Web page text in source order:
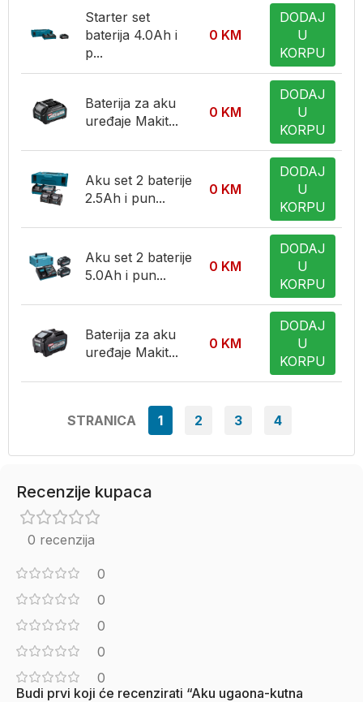
Starter set
baterija 4.0Ah i
p...
0 KM
DODAJ
U
KORPU
Baterija za aku
uređaje Makit...
0 KM
DODAJ
U
KORPU
Aku set 2 baterije
2.5Ah i pun...
0 KM
DODAJ
U
KORPU
Aku set 2 baterije
5.0Ah i pun...
0 KM
DODAJ
U
KORPU
Baterija za aku
uređaje Makit...
0 KM
DODAJ
U
KORPU
STRANICA 1 2 3 4
Recenzije kupaca
0 recenzija
0
0
0
0
0
Budi prvi koji će recenzirati “Aku ugaona-kutna